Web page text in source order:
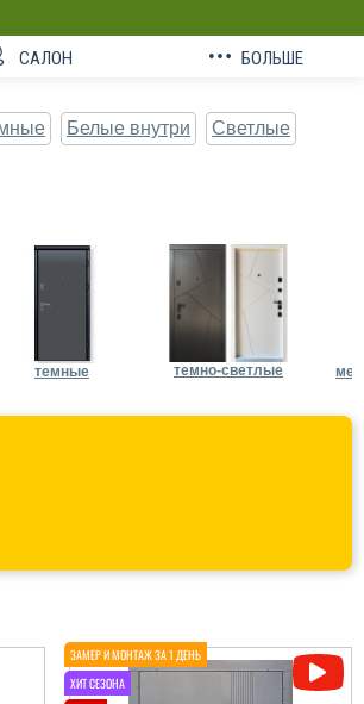
САЛОН БОЛЬШЕ
Белые внутри Светлые
темные темно-светлые